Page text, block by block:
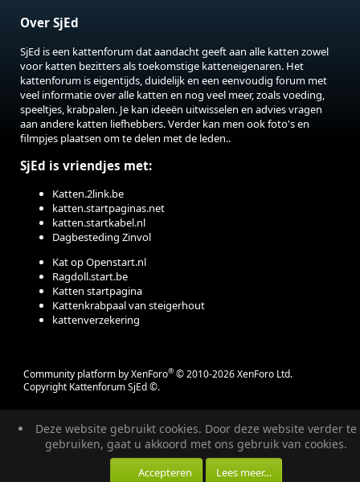
Over SjEd
SjEd is een kattenforum dat aandacht geeft aan alle katten zowel
voor katten bezitters als toekomstige katteneigenaren. Het
kattenforum is eigentijds, duidelijk en een eenvoudig forum met
veel informatie over alle katten en nog veel meer, zoals voeding,
speeltjes, krabpalen. Je kan ideeën uitwisselen en advies vragen
aan andere katten liefhebbers. Verder kan men ook foto's en
filmpjes plaatsen om te delen met de leden..
SjEd is vriendjes met:
Katten.2link.be
katten.startpaginas.net
katten.startkabel.nl
Dagbesteding Zinvol
Kat op Openstart.nl
Ragdoll.start.be
Katten startpagina
Kattenkrabpaal van steigerhout
kattenverzekering
Community platform by XenForo® © 2010-2026 XenForo Ltd.
Copyright Kattenforum SjEd ©.
Deze website gebruikt cookies. Door deze website verder te
gebruiken, gaat u akkoord met ons gebruik van cookies.
Accepteren Lees meer…